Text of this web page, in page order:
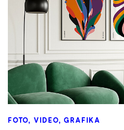
FOTO, VIDEO, GRAFIKA